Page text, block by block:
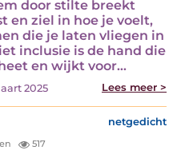
door stilte breekt
en ziel in hoe je voelt,
die je laten vliegen in
inclusie is de hand die
en wijkt voor…
2025 Lees meer >
netgedicht
517